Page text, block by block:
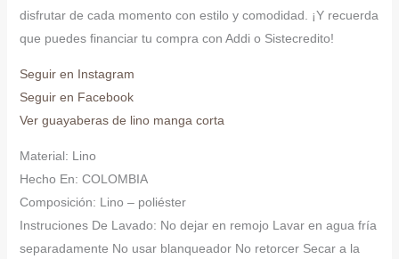
disfrutar de cada momento con estilo y comodidad. ¡Y recuerda
que puedes financiar tu compra con Addi o Sistecredito!
Seguir en Instagram
Seguir en Facebook
Ver guayaberas de lino manga corta
Material: Lino
Hecho En: COLOMBIA
Composición: Lino – poliéster
Instruciones De Lavado: No dejar en remojo Lavar en agua fría
separadamente No usar blanqueador No retorcer Secar a la